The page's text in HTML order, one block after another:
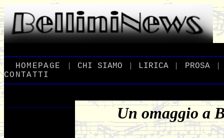
HOMEPAGE | CHI _SIAMO | LIRICA | PROSA_ |
CONTATTI
Un omaggio a